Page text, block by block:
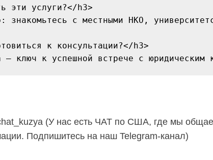
эти услуги?</h3>
знакомьтесь с местными НКО,
к консультации?</h3>
(У нас есть ЧАТ по США, где мы
Подпишитесь на наш Telegram-канал)